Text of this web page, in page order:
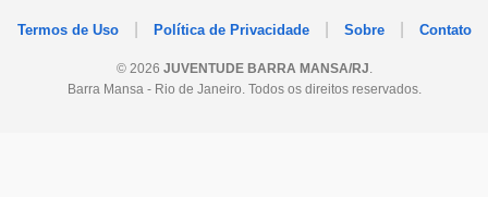
Termos de Uso Política de Privacidade Sobre Contato
© 2026 JUVENTUDE BARRA MANSA/RJ
Barra Mansa - Rio de Janeiro. Todos os direitos reservados.